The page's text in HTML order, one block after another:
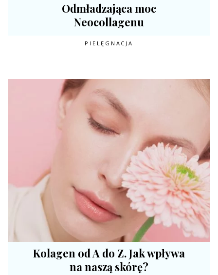
Odmładzająca moc
Neocollagenu
PIELĘGNACJA
Kolagen od A do Z. Jak wpływa
na naszą skórę?